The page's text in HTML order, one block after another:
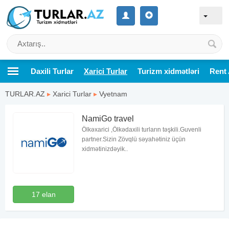
Daxili Turlar Xarici Turlar Turizm xidmətləri Rent
TURLAR.AZ ▸ Xarici Turlar ▸ Vyetnam
17 elan
NamiGo travel
Ölkəxarici ,Ölkədaxili turların təşkili.Guvenli
partner.Sizin Zövqlü səyahətiniz üçün
xidmətinizdəyik..